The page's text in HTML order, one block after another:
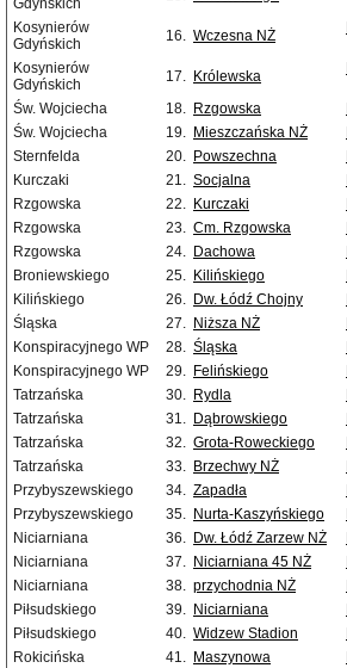
Gdyńskich
Kosynierów
Gdyńskich
16. Wczesna NŻ
Kosynierów
Gdyńskich
17. Królewska
Św. Wojciecha 18. Rzgowska
Św. Wojciecha
19. Mieszczańska NŻ
Sternfelda
20. Powszechna
Kurczaki
21. Socjalna
Rzgowska
22. Kurczaki
Rzgowska
23. Cm. Rzgowska
Rzgowska
24. Dachowa
Broniewskiego
25. Kilińskiego
Kilińskiego
26. Dw. Łódź Chojny
Śląska
27. Niższa NŻ
Konspiracyjnego WP
28. Śląska
Konspiracyjnego WP
29. Felińskiego
Tatrzańska
30. Rydla
Tatrzańska
31. Dąbrowskiego
Tatrzańska
32. Grota-Roweckiego
Tatrzańska
33. Brzechwy NŻ
Przybyszewskiego
34. Zapadła
Przybyszewskiego
35. Nurta-Kaszyńskiego
Niciarniana
36. Dw. Łódź Zarzew NŻ
Niciarniana
37. Niciarniana 45 NŻ
Niciarniana
38. przychodnia NŻ
Piłsudskiego
39. Niciarniana
Piłsudskiego
40. Widzew Stadion
Rokicińska
41. Maszynowa